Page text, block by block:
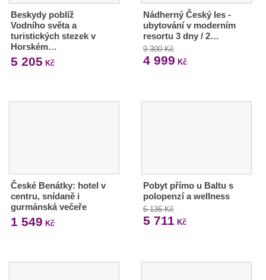
Beskydy poblíž
Vodního světa a
turistických stezek v
Horském…
5 205 Kč
Nádherný Český les -
ubytování v moderním
resortu 3 dny / 2…
9 300 Kč
4 999 Kč
České Benátky: hotel v
centru, snídaně i
gurmánská večeře
1 549 Kč
Pobyt přímo u Baltu s
polopenzí a wellness
6 136 Kč
5 711 Kč